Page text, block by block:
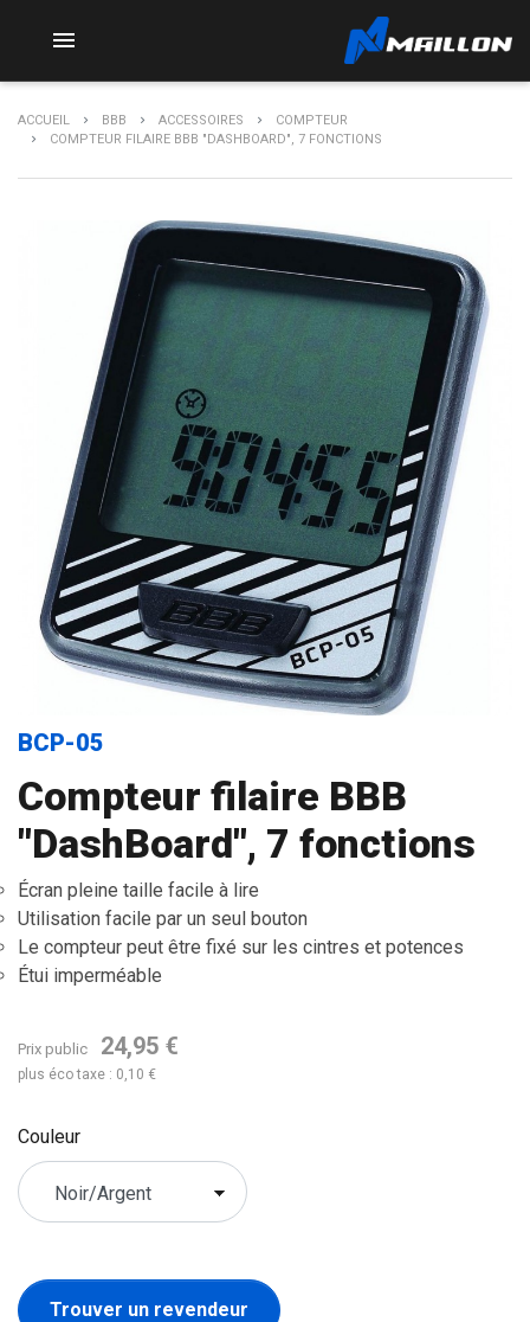

ACCUEIL BBB ACCESSOIRES
COMPTEUR
COMPTEUR FILAIRE BBB "DASHBOARD", 7 FONCTIONS
BCP-05
Compteur filaire BBB
"DashBoard", 7 fonctions
Écran pleine taille facile à lire
Utilisation facile par un seul bouton
Le compteur peut être fixé sur les cintres et potences
Étui imperméable
Prix public 24,95 €
plus éco taxe : 0,10 €
Couleur
Trouver un revendeur